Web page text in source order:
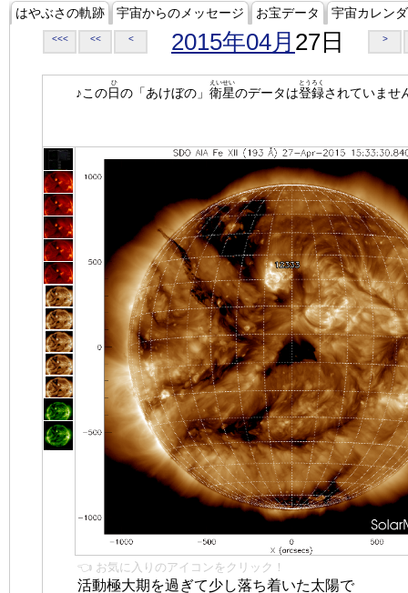
はやぶさの軌跡 宇宙からのメッセージ お宝データ 宇宙カレン
<<< << < 2015年04月 27日 >
♪この日
ひ
の「あけぼの」 衛星
えいせい
のデータは登録
とうろく
されていませ
👈 お気に入りのアイコンをクリック！
活動極大期を過ぎて少し落ち着いた太陽で